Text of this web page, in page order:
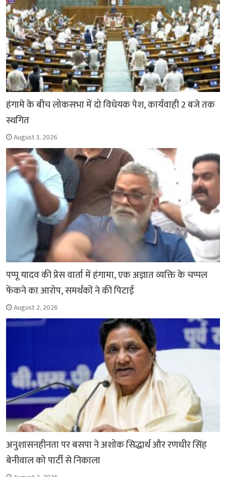
हंगामे के बीच लोकसभा में दो विधेयक पेश, कार्यवाही 2 बजे तक
स्थगित
August 3, 2026
पप्पू यादव की प्रेस वार्ता में हंगामा, एक अज्ञात व्यक्ति के चप्पल
फेंकने का आरोप, समर्थकों ने की पिटाई
August 2, 2026
अनुशासनहीनता पर बसपा ने अशोक सिद्धार्थ और रणधीर सिंह
बेनीवाल को पार्टी से निकाला